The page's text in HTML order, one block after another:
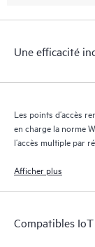
Une efficacité
Les points d’accès
en charge la norme
l’accès multiple par
fonction de temps
Afficher plus
Compatibles IoT